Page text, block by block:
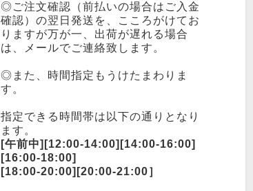
◎ご注文確認（前払いの場合はご入金
確認）の翌日発送を、こころがけてお
りますが万が一、出荷が遅れる場合
は、メールでご連絡致します。
◎また、時間指定もうけたまわりま
す。
指定できる時間帯は以下の通りとなり
ます。
[午前中][12:00-14:00][14:00-16:00]
[16:00-18:00]
[18:00-20:00][20:00-21:00］